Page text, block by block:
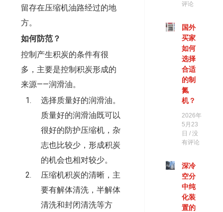
留存在压缩机油路经过的地
方。
如何防范？
控制产生积炭的条件有很
多，主要是控制积炭形成的
来源——润滑油。
选择质量好的润滑油。
质量好的润滑油既可以
很好的防护压缩机，杂
志也比较少，形成积炭
的机会也相对较少。
压缩机积炭的清晰，主
要有解体清洗，半解体
清洗和封闭清洗等方
评论
国外
买家
如何
选择
合适
的制
氮
机？
2026年
5月23
日 没
有评论
深冷
空分
中纯
化装
置的